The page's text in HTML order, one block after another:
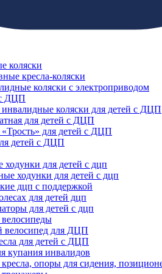
коляски
кресла-коляски
коляски с электроприводом
с ДЦП
коляски для детей с ДЦП
для детей с ДЦП
для детей с ДЦП
детей с ДЦП
ходунки для детей с дцп
ходунки для детей с дцп
дцп с поддержкой
для детей дцп
для детей с дцп
велосипед для ДЦП
для детей с ДЦП
купания инвалидов
опоры для сидения,